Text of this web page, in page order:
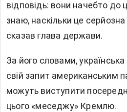
відповідь: вони начебто до
знаю, наскільки це серйозна
сказав глава держави.
За його словами,
свій запит американським
можуть виступити
цього «меседжу» Кремлю.